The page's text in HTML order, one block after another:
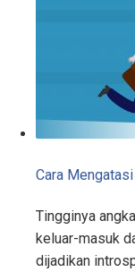
Cara
Tingginya
keluar-masuk
dijadikan